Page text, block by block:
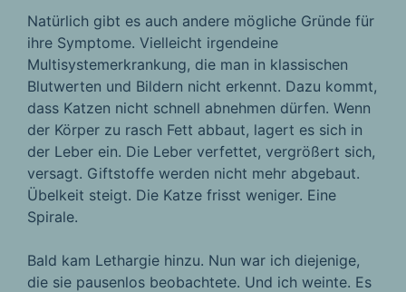
Natürlich gibt es auch andere mögliche Gründe für
ihre Symptome. Vielleicht irgendeine
Multisystemerkrankung, die man in klassischen
Blutwerten und Bildern nicht erkennt. Dazu kommt,
dass Katzen nicht schnell abnehmen dürfen. Wenn
der Körper zu rasch Fett abbaut, lagert es sich in
der Leber ein. Die Leber verfettet, vergrößert sich,
versagt. Giftstoffe werden nicht mehr abgebaut.
Übelkeit steigt. Die Katze frisst weniger. Eine
Spirale.
Bald kam Lethargie hinzu. Nun war ich diejenige,
die sie pausenlos beobachtete. Und ich weinte. Es